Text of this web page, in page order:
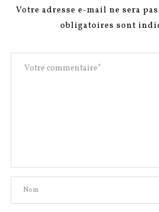
Votre adresse e-mail ne sera
obligatoires sont